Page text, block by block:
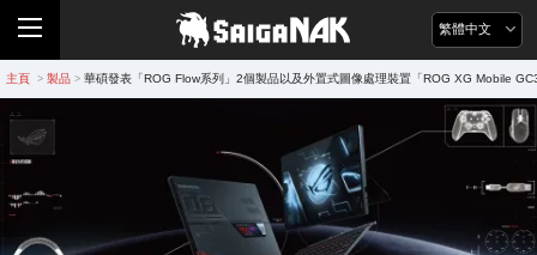
繁體中文
主頁 > 製品 > 華碩發表「ROG Flow系列」2個製品以及外置式圖像處理裝置「ROG XG Mobile